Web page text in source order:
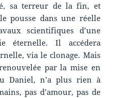
sa terreur de la fin, et
pousse dans une réelle
scientifiques d’une
éternelle. Il accédera
via le clonage. Mais
par la mise en
Daniel, n’a plus rien à
pas d’amour, pas de